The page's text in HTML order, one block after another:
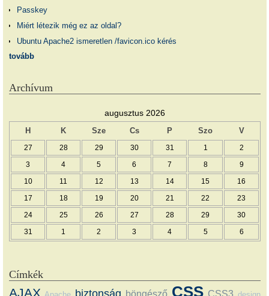
Passkey
Miért létezik még ez az oldal?
Ubuntu Apache2 ismeretlen /favicon.ico kérés
tovább
Archívum
augusztus 2026
H K Sze Cs P Szo V
27 28 29 30 31 1 2
3 4 5 6 7 8 9
10 11 12 13 14 15 16
17 18 19 20 21 22 23
24 25 26 27 28 29 30
31 1 2 3 4 5 6
Címkék
AJAX CSS